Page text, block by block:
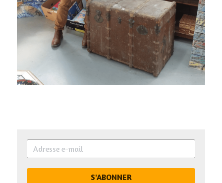
S'ABONNER